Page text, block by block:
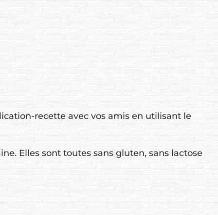
recette avec vos amis en utilisant le
Elles sont toutes sans gluten, sans lactose